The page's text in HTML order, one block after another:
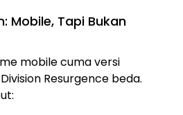
Mobile, Tapi Bukan
mobile cuma versi
Resurgence beda.